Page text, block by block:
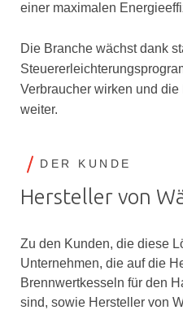
einer maximalen
Die Branche wächst dank
Verbraucher wirken und
weiter.
DER KUNDE
Hersteller von
Zu den Kunden, die diese
Unternehmen, die auf die
Brennwertkesseln für den
sind, sowie Hersteller von